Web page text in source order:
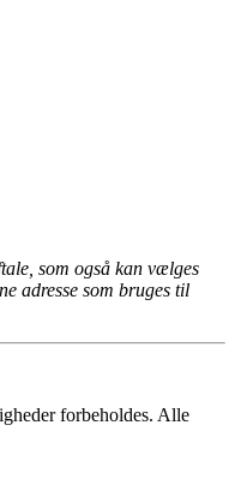
som også kan vælges
adresse som bruges til
forbeholdes. Alle